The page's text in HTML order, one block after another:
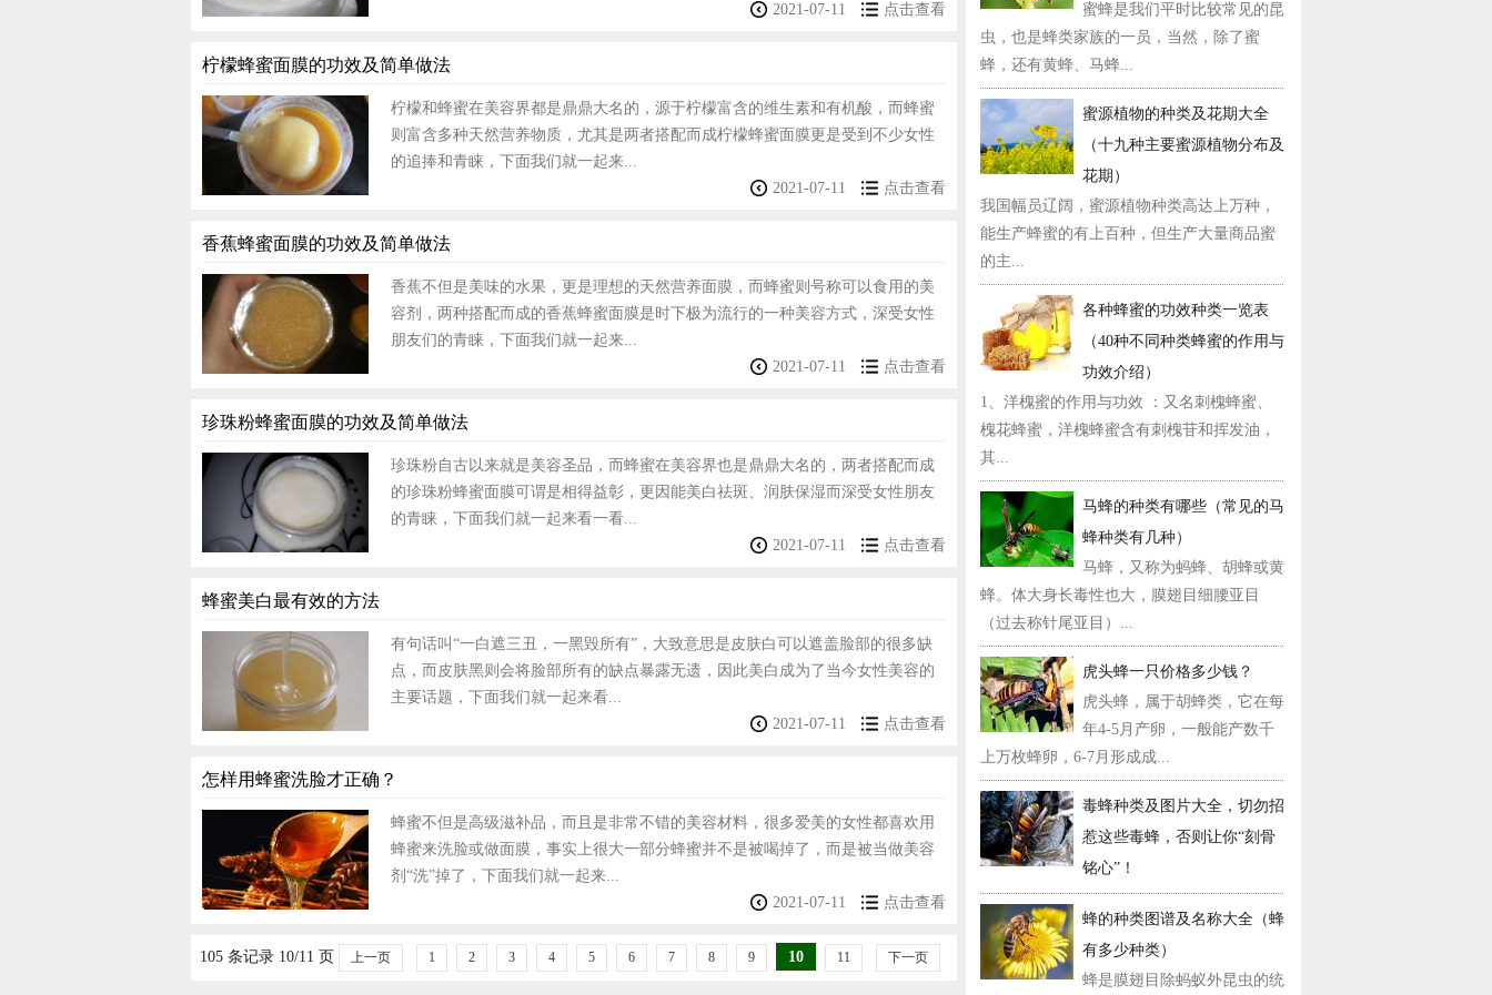
2021-07-11
点击查看
柠檬蜂蜜面膜的功效及简单做法
柠檬和蜂蜜在美容界都是鼎鼎大名的，源于柠檬富含的维生素和有机酸，而蜂蜜
则富含多种天然营养物质，尤其是两者搭配而成柠檬蜂蜜面膜更是受到不少女性
的追捧和青睐，下面我们就一起来...
2021-07-11
点击查看
香蕉蜂蜜面膜的功效及简单做法
香蕉不但是美味的水果，更是理想的天然营养面膜，而蜂蜜则号称可以食用的美
容剂，两种搭配而成的香蕉蜂蜜面膜是时下极为流行的一种美容方式，深受女性
朋友们的青睐，下面我们就一起来...
2021-07-11
点击查看
珍珠粉蜂蜜面膜的功效及简单做法
珍珠粉自古以来就是美容圣品，而蜂蜜在美容界也是鼎鼎大名的，两者搭配而成
的珍珠粉蜂蜜面膜可谓是相得益彰，更因能美白祛斑、润肤保湿而深受女性朋友
的青睐，下面我们就一起来看一看...
2021-07-11
点击查看
蜂蜜美白最有效的方法
有句话叫“一白遮三丑，一黑毁所有”，大致意思是皮肤白可以遮盖脸部的很多缺
点，而皮肤黑则会将脸部所有的缺点暴露无遗，因此美白成为了当今女性美容的
主要话题，下面我们就一起来看...
2021-07-11
点击查看
怎样用蜂蜜洗脸才正确？
蜂蜜不但是高级滋补品，而且是非常不错的美容材料，很多爱美的女性都喜欢用
蜂蜜来洗脸或做面膜，事实上很大一部分蜂蜜并不是被喝掉了，而是被当做美容
剂“洗”掉了，下面我们就一起来...
2021-07-11
点击查看
105 条记录 10/11 页 上一页 1 2 3 4 5 6 7 8 9 10 11 下一页
蜜蜂是我们平时比较常见的昆
虫，也是蜂类家族的一员，当然，除了蜜
蜂，还有黄蜂、马蜂...
蜜源植物的种类及花期大全
（十九种主要蜜源植物分布及
花期）
我国幅员辽阔，蜜源植物种类高达上万种，
能生产蜂蜜的有上百种，但生产大量商品蜜
的主...
各种蜂蜜的功效种类一览表
（40种不同种类蜂蜜的作用与
功效介绍）
1、洋槐蜜的作用与功效 ：又名刺槐蜂蜜、
槐花蜂蜜，洋槐蜂蜜含有刺槐苷和挥发油，
其...
马蜂的种类有哪些（常见的马
蜂种类有几种）
马蜂，又称为蚂蜂、胡蜂或黄
蜂。体大身长毒性也大，膜翅目细腰亚目
（过去称针尾亚目）...
虎头蜂一只价格多少钱？
虎头蜂，属于胡蜂类，它在每
年4-5月产卵，一般能产数千
上万枚蜂卵，6-7月形成成...
毒蜂种类及图片大全，切勿招
惹这些毒蜂，否则让你“刻骨
铭心”！
蜂的种类图谱及名称大全（蜂
有多少种类）
蜂是膜翅目除蚂蚁外昆虫的统